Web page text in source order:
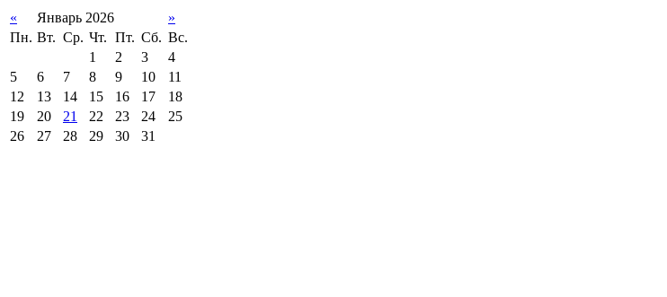
« Январь 2026
»
Пн. Вт. Ср. Чт. Пт. Сб. Вс.
1
2 3
4
5
6 7 8 9 10
11
12
13 14 15 16 17
18
19
20 21 22 23 24
25
26
27 28 29 30 31